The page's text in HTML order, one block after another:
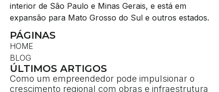
interior de São Paulo e Minas Gerais, e está em
expansão para Mato Grosso do Sul e outros estados.
PÁGINAS
HOME
BLOG
ÚLTIMOS ARTIGOS
Como um empreendedor pode impulsionar o
crescimento regional com obras e infraestrutura